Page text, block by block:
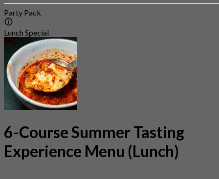
Party Pack
Lunch Special
6-Course Summer Tasting
Experience Menu (Lunch)